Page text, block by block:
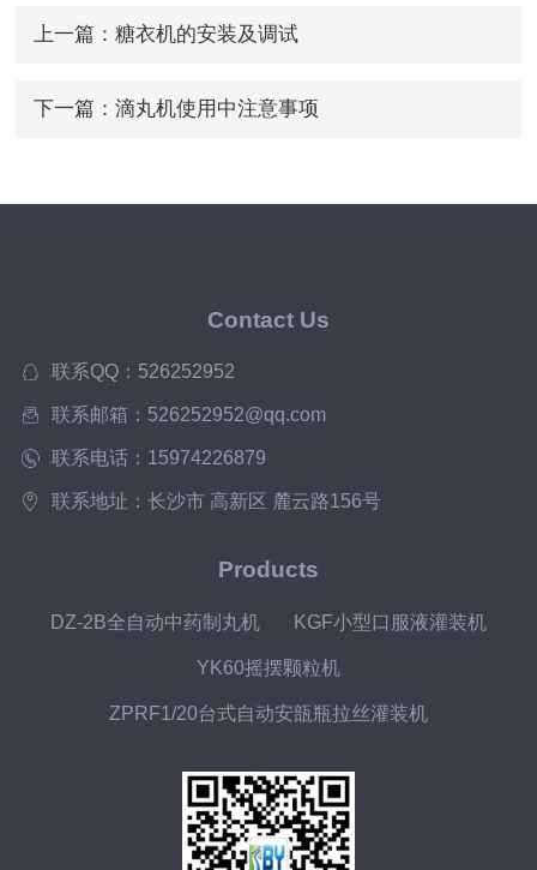
上一篇： 糖衣机的安装及调试
下一篇： 滴丸机使用中注意事项
Contact Us
联系QQ：526252952
联系邮箱：526252952@qq.com
联系电话：15974226879
联系地址：长沙市 高新区 麓云路156号
Products
DZ-2B全自动中药制丸机 KGF小型口服液灌装机
YK60摇摆颗粒机
ZPRF1/20台式自动安瓿瓶拉丝灌装机